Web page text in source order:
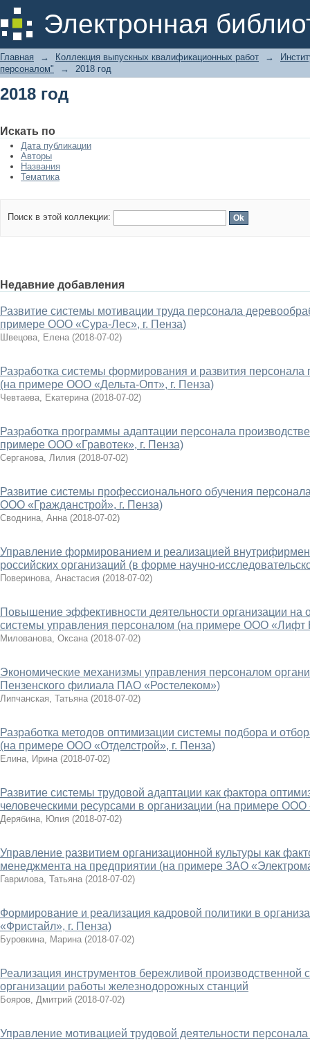
Электронная
2018 год
Главная → Коллекция выпускных квалификационных работ →
персоналом"
→ 2018 год
2018 год
Искать по
Дата публикации
Авторы
Названия
Тематика
Поиск в этой коллекции:
Недавние добавления
Развитие системы мотивации труда персонала
примере ООО «Сура-Лес», г. Пенза)
Швецова, Елена (2018-07-02)
Разработка системы формирования и развития персонала
(на примере ООО «Дельта-Опт», г. Пенза)
Чевтаева, Екатерина (2018-07-02)
Разработка программы адаптации персонала
примере ООО «Гравотек», г. Пенза)
Серганова, Лилия (2018-07-02)
Развитие системы профессионального обучения
ООО «Гражданстрой», г. Пенза)
Своднина, Анна (2018-07-02)
Управление формированием и реализацией
российских организаций (в форме научно-
Поверинова, Анастасия (2018-07-02)
Повышение эффективности деятельности организации на
системы управления персоналом (на примере ООО «Лифт
Милованова, Оксана (2018-07-02)
Экономические механизмы управления персоналом
Пензенского филиала ПАО «Ростелеком»)
Липчанская, Татьяна (2018-07-02)
Разработка методов оптимизации системы подбора и
(на примере ООО «Отделстрой», г. Пенза)
Елина, Ирина (2018-07-02)
Развитие системы трудовой адаптации как фактора
человеческими ресурсами в организации (на примере
Дерябина, Юлия (2018-07-02)
Управление развитием организационной культуры как
менеджмента на предприятии (на примере ЗАО
Гаврилова, Татьяна (2018-07-02)
Формирование и реализация кадровой политики в
«Фристайл», г. Пенза)
Буровкина, Марина (2018-07-02)
Реализация инструментов бережливой производственной
организации работы железнодорожных станций
Бояров, Дмитрий (2018-07-02)
Управление мотивацией трудовой деятельности